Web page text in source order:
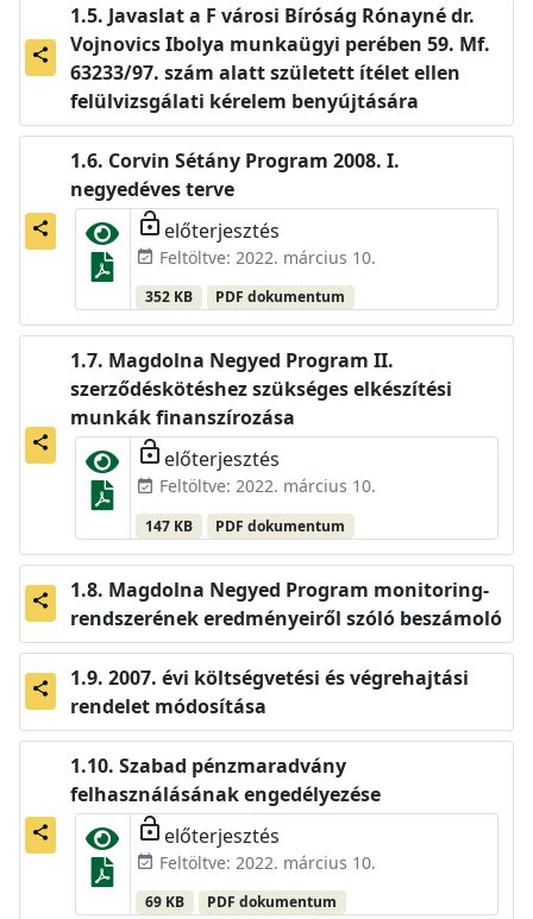
share
Javaslat a F városi Bíróság Rónayné dr.
Vojnovics Ibolya munkaügyi perében 59. Mf.
63233/97. szám alatt született ítélet ellen
felülvizsgálati kérelem benyújtására
share
Corvin Sétány Program 2008. I.
negyedéves terve
lock_open előterjesztés
event_available Feltöltve: 2022. március 10.
352 KB PDF dokumentum
share
Magdolna Negyed Program II.
szerződéskötéshez szükséges elkészítési
munkák finanszírozása
lock_open előterjesztés
event_available Feltöltve: 2022. március 10.
147 KB PDF dokumentum
share
Magdolna Negyed Program monitoring-
rendszerének eredményeiről szóló beszámoló
share
2007. évi költségvetési és végrehajtási
rendelet módosítása
share
Szabad pénzmaradvány
felhasználásának engedélyezése
lock_open előterjesztés
event_available Feltöltve: 2022. március 10.
69 KB PDF dokumentum